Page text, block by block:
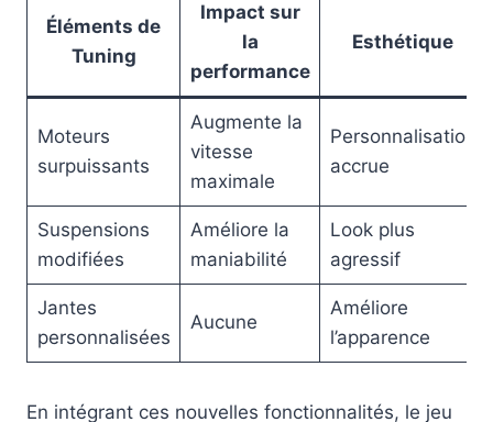
Éléments de
Tuning
Impact sur
la
performance
Esthétique
Moteurs
surpuissants
Augmente la
vitesse
maximale
Personnalisation
accrue
Suspensions
modifiées
Améliore la
maniabilité
Look plus
agressif
Jantes
personnalisées
Aucune
Améliore
l’apparence
En intégrant ces nouvelles fonctionnalités, le jeu